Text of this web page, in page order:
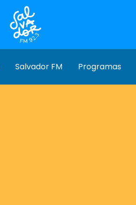
Salvador FM Programas